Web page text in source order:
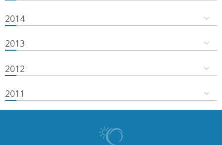
2014
2013
2012
2011